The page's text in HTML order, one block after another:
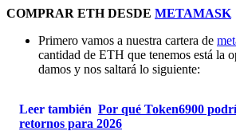
COMPRAR ETH DESDE METAMASK
Primero vamos a nuestra cartera de
cantidad de ETH que tenemos está la
damos y nos saltará lo siguiente:
Leer también Por qué Token6900
retornos para 2026